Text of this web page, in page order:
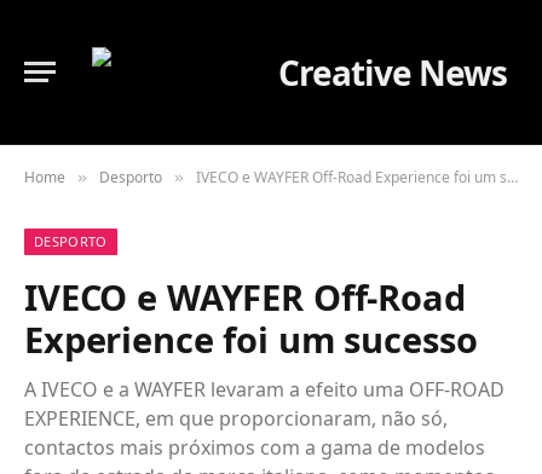
Home » Desporto » IVECO e WAYFER Off-Road Experience foi um sucesso
DESPORTO
IVECO e WAYFER Off-Road
Experience foi um sucesso
A IVECO e a WAYFER levaram a efeito uma OFF-ROAD
EXPERIENCE, em que proporcionaram, não só,
contactos mais próximos com a gama de modelos